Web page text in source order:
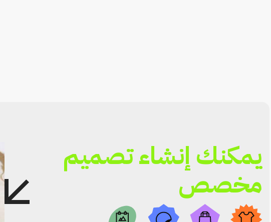
يمكنك إنشاء تصميم
مخصص